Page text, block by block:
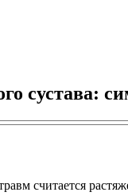
сустава:
считается